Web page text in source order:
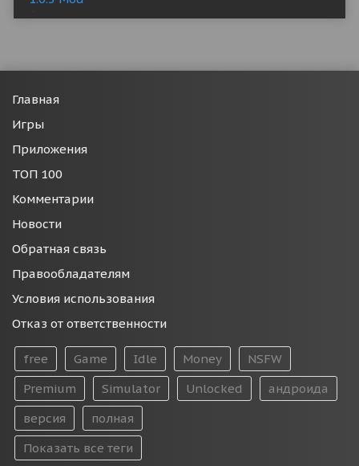
Главная
Игры
Приложения
ТОП 100
Комментарии
Новости
Обратная связь
Правообладателям
Условия использования
Отказ от ответственности
free Game Idle Money
NSFW
Premium
Simulator Unlocked
андроида
версия
полная
Показать все теги